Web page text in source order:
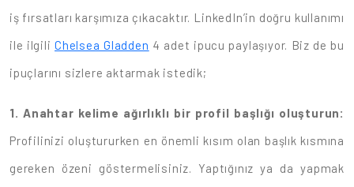
iş fırsatları karşımıza çıkacaktır. LinkedIn’in doğru kullanımı
ile ilgiliChelsea Gladden 4 adet ipucu paylaşıyor. Biz de bu
ipuçlarını sizlere aktarmak istedik;
1.Anahtar kelime ağırlıklı bir profil başlığı oluşturun:
Profilinizi oluştururken en önemli kısım olan başlık kısmına
gereken özeni göstermelisiniz. Yaptığınız ya da yapmak